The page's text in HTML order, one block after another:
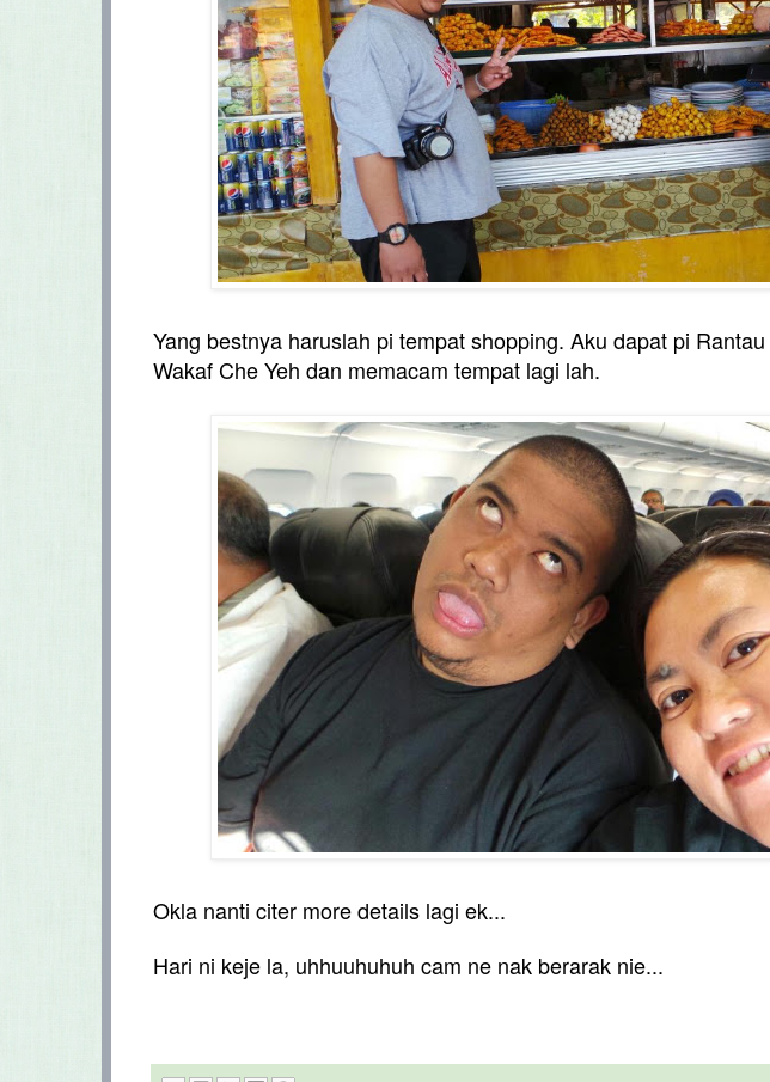
Yang bestnya haruslah pi tempat shopping. Aku dapat pi
Wakaf Che Yeh dan memacam tempat lagi lah.
Okla nanti citer more details lagi ek...
Hari ni keje la, uhhuuhuhuh cam ne nak berarak nie...